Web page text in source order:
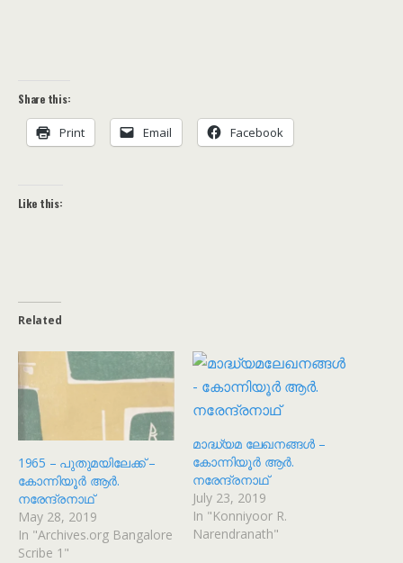
Share this:
Print Email Facebook
Like this:
Related
1965 – പുതുമയിലേക്ക് –
കോന്നിയൂർ ആർ.
നരേന്ദ്രനാഥ്
May 28, 2019
In "Archives.org Bangalore
Scribe 1"
മാദ്ധ്യമ ലേഖനങ്ങൾ –
കോന്നിയൂർ ആർ.
നരേന്ദ്രനാഥ്
July 23, 2019
In "Konniyoor R.
Narendranath"